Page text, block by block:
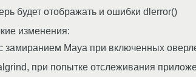
будет отображать и ошибки dlerror()
изменения:
замиранием Maya при включенных
при попытке отслеживания